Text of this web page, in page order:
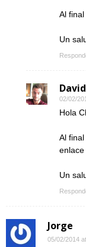
Al
Un
David
02/02/
Hola
Al
enlace
Un
Jorge
05/02/2014